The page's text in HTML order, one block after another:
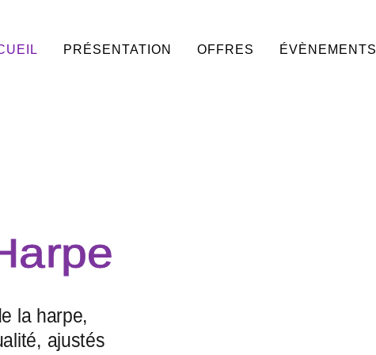
PRÉSENTATION OFFRES ÉVÈNEMENTS